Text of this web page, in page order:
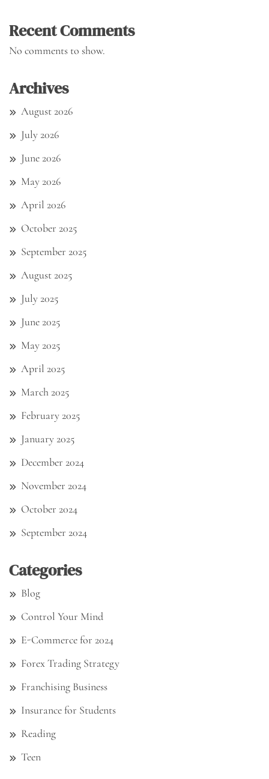
Recent Comments
No comments to show.
Archives
August 2026
July 2026
June 2026
May 2026
April 2026
October 2025
September 2025
August 2025
July 2025
June 2025
May 2025
April 2025
March 2025
February 2025
January 2025
December 2024
November 2024
October 2024
September 2024
Categories
Blog
Control Your Mind
E-Commerce for 2024
Forex Trading Strategy
Franchising Business
Insurance for Students
Reading
Teen